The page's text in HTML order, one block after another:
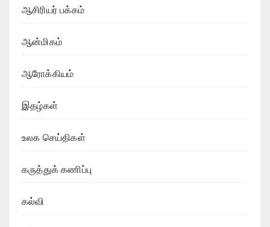
ஆசிரியர் பக்கம்
ஆன்மிகம்
ஆரோக்கியம்
இதழ்கள்
உலக செய்திகள்
கருத்துக் கணிப்பு
கல்வி